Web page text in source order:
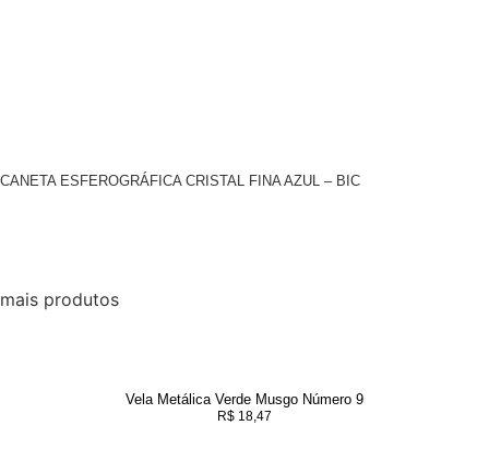
CANETA ESFEROGRÁFICA CRISTAL FINA AZUL – BIC
mais produtos
Vela Metálica Verde Musgo Número 9
R$ 18,47